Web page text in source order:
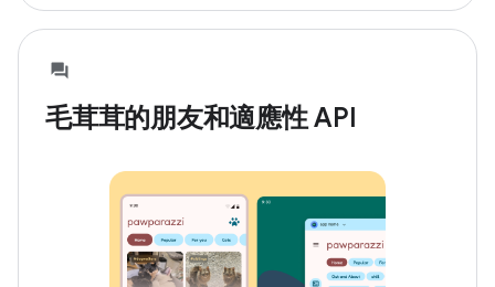
毛茸茸的朋友和適應性 API